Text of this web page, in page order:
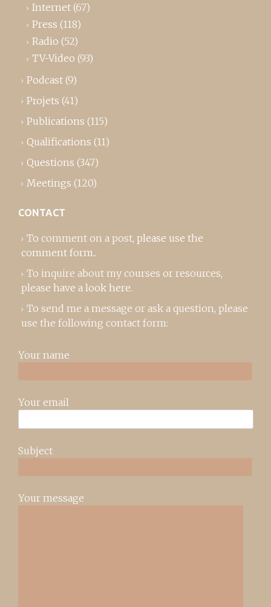
Internet (67)
Press (118)
Radio (52)
TV-Video (93)
Podcast (9)
Projets (41)
Publications (115)
Qualifications (11)
Questions (347)
Meetings (120)
CONTACT
To comment on a post, please use the
comment form..
To inquire about my courses or resources,
please have a look here.
To send me a message or ask a question, please
use the following contact form:
Your name
Your email
Subject
Your message